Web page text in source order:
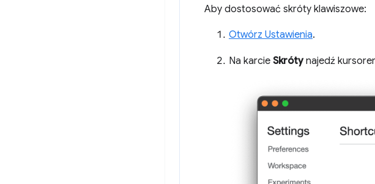
Aby dostosować skróty klawiszowe:
Otwórz Ustawienia.
Na karcie Skrótynajedź